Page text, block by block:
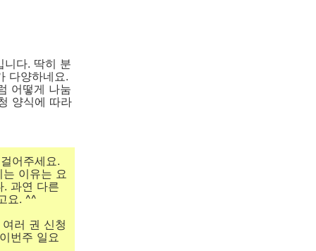
니다. 딱히 분
다양하네요.
어떻게 나눔
양식에 따라
어주세요.
이유는 요
. 과연 다른
요. ^^
러 권 신청
번주 일요